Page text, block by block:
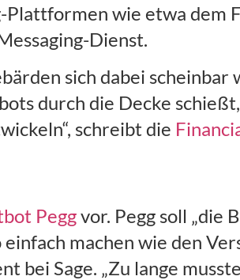
wie etwa dem
Dienst.
sich dabei scheinbar
durch die Decke
schreibt die
Peggvor. Pegg soll „die
machen wie den
Sage. „Zu lange